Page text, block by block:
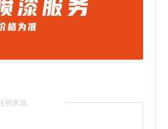
来源。